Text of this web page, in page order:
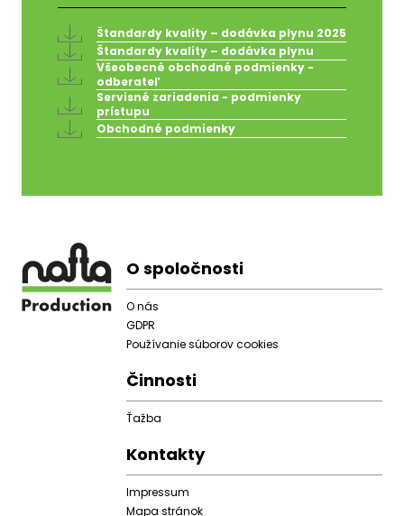
Footer
O spoločnosti
O nás
GDPR
Používanie súborov cookies
Činnosti
Ťažba
Kontakty
Impressum
Mapa stránok
Štandardy kvality – dodávka plynu 2025
Štandardy kvality – dodávka plynu
Všeobecné obchodné podmienky -
odberateľ
Servisné zariadenia - podmienky
prístupu
Obchodné podmienky